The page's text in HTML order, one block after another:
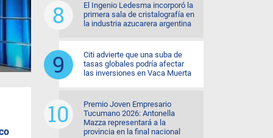
El Ingenio Ledesma incorporó la
primera sala de cristalografía en
la industria azucarera argentina
Citi advierte que una suba de
tasas globales podría afectar
las inversiones en Vaca Muerta
Premio Joven Empresario
Tucumano 2026: Antonella
Mazza representará a la
provincia en la final nacional